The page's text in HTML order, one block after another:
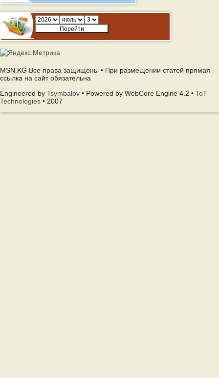
MSN.KG Все права защищены • При размещении статей прямая
ссылка на сайт обязательна
Engineered by Tsymbalov • Powered by WebCore Engine 4.2 • ToT
Technologies • 2007